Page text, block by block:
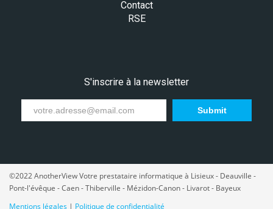
Contact
RSE
S'inscrire à la newsletter
Submit
©2022 AnotherView Votre prestataire informatique à Lisieux - Deauville -
Pont-l'évêque - Caen - Thiberville - Mézidon-Canon - Livarot - Bayeux
Mentions légales | Politique de confidentialité